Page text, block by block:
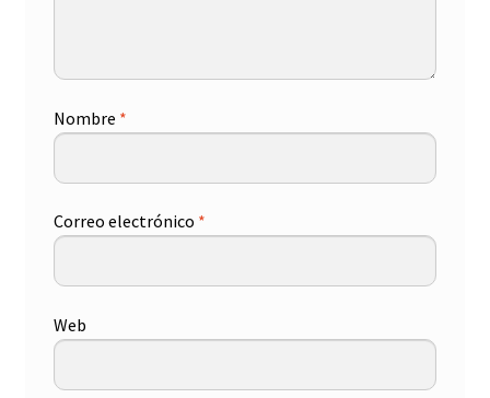
Nombre *
Correo electrónico *
Web